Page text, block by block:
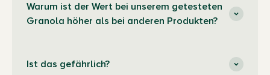
Warum ist der Wert bei unserem getesteten
Granola höher als bei anderen Produkten?
Ist das gefährlich?